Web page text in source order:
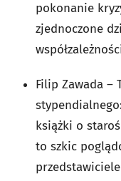
pokonanie
zjednoczone
Filip Zawada –
książki o
to szkic